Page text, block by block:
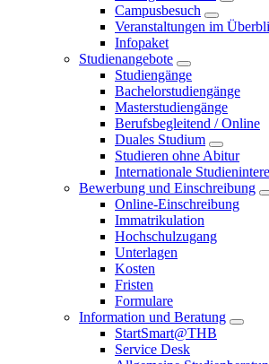
Campusbesuch
Veranstaltungen im
Infopaket
Studienangebote
Studiengänge
Bachelorstudiengänge
Masterstudiengänge
Berufsbegleitend / Online
Duales Studium
Studieren ohne Abitur
Internationale
Bewerbung und Einschreibung
Online-Einschreibung
Immatrikulation
Hochschulzugang
Unterlagen
Kosten
Fristen
Formulare
Information und Beratung
StartSmart@THB
Service Desk